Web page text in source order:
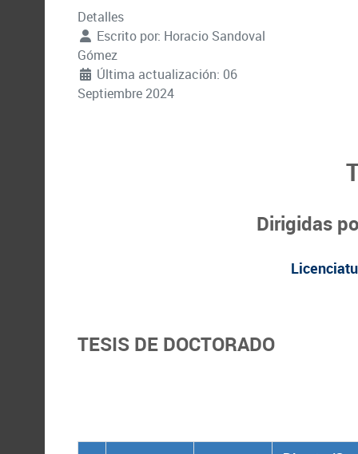
Detalles
Escrito por: Horacio Sandoval
Gómez
Última actualización: 06
Septiembre 2024
Dirigidas
TESIS DE DOCTORADO